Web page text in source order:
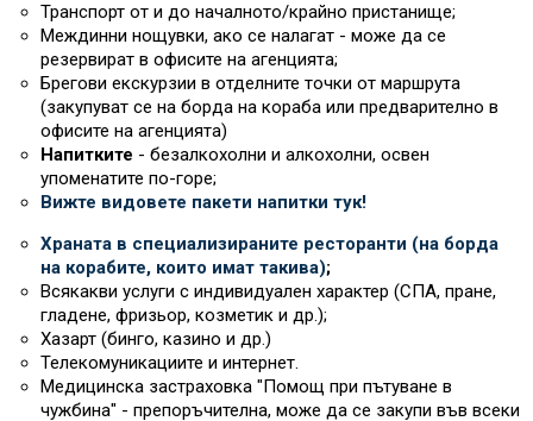
Транспорт от и до началното/крайно пристанище;
Междинни нощувки, ако се налагат - може да се
резервират в офисите на агенцията;
Брегови екскурзии в отделните точки от маршрута
(закупуват се на борда на кораба или предварително в
офисите на агенцията)
Напитките - безалкохолни и алкохолни, освен
упоменатите по-горе;
Вижте видовете пакети напитки тук!
Храната в специализираните ресторанти (на борда
на корабите, които имат такива);
Всякакви услуги с индивидуален характер (СПА, пране,
гладене, фризьор, козметик и др.);
Хазарт (бинго, казино и др.)
Телекомуникациите и интернет.
Медицинска застраховка "Помощ при пътуване в
чужбина" - препоръчителна, може да се закупи във всеки